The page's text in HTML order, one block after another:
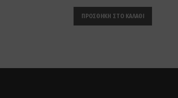
ΠΡΟΣΘΉΚΗ ΣΤΟ ΚΑΛΆΘΙ